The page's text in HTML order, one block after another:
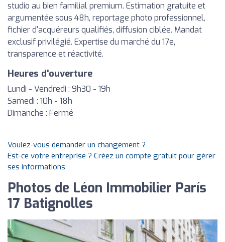
studio au bien familial premium. Estimation gratuite et
argumentée sous 48h, reportage photo professionnel,
fichier d'acquéreurs qualifiés, diffusion ciblée. Mandat
exclusif privilégié. Expertise du marché du 17e,
transparence et réactivité.
Heures d'ouverture
Lundi - Vendredi : 9h30 - 19h
Samedi : 10h - 18h
Dimanche : Fermé
Voulez-vous demander un changement ?
Est-ce votre entreprise ? Créez un compte gratuit pour gérer
ses informations
Photos de Léon Immobilier París
17 Batignolles